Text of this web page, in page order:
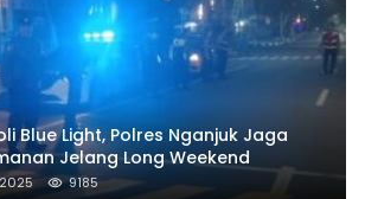
Blue Light, Polres Nganjuk Jaga
Jelang Long Weekend
9185